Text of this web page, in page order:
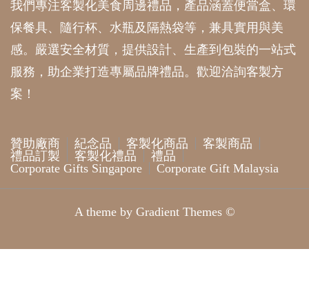
我們專注客製化美食周邊禮品，產品涵蓋便當盒、環
保餐具、隨行杯、水瓶及隔熱袋等，兼具實用與美
感。嚴選安全材質，提供設計、生產到包裝的一站式
服務，助企業打造專屬品牌禮品。歡迎洽詢客製方
案！
贊助廠商 紀念品 客製化商品
客製商品
禮品訂製
客製化禮品
禮品
Corporate Gifts Singapore
Corporate Gift Malaysia
A theme by Gradient Themes ©